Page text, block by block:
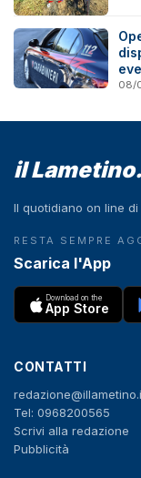
08/
il
Il quotidiano on line
RESTA SEMPRE
Scarica l'App
Download on the
App Store
CONTATTI
Tel: 0968200565
Scrivi alla redazione
Pubblicità